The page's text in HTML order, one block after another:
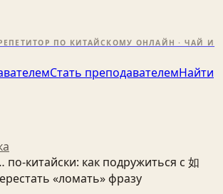
ПО КИТАЙСКОМУ ОНЛАЙН · ЧАЙ И
Стать преподавателемНайти
по‑китайски: как подружиться с 如
«ломать» фразу